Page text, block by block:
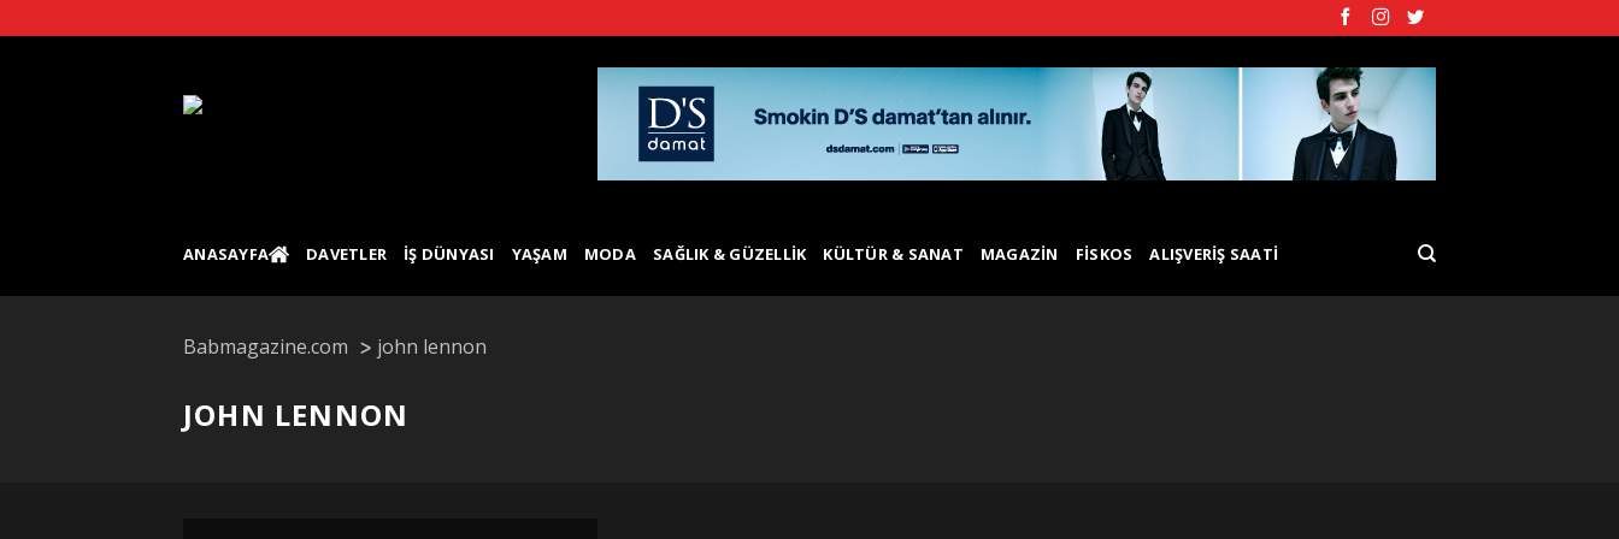
to
ANASAYFA DAVETLER İŞ DÜNYASI YAŞAM MODA SAĞLIK & GÜZELLIK KÜLTÜR & SANAT MAGAZIN FISKOS ALIŞVERIŞ SAATI
Babmagazine.com john lennon
JOHN LENNON